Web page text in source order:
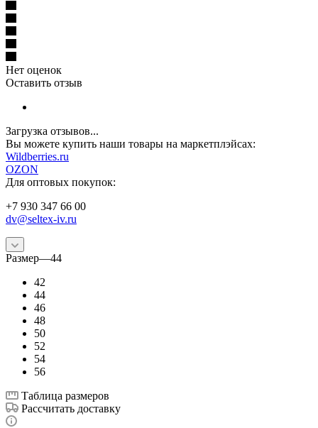
Нет оценок
Оставить отзыв
Загрузка отзывов...
Вы можете купить наши товары на маркетплэйсах:
Wildberries.ru
OZON
Для оптовых покупок:
+7 930 347 66 00
dv@seltex-iv.ru
Размер—44
42
44
46
48
50
52
54
56
Таблица размеров
Рассчитать доставку